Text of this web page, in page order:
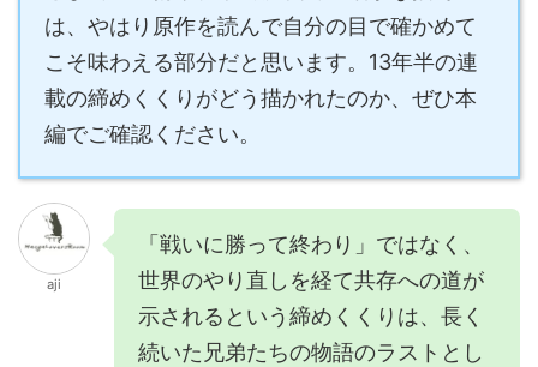
は、やはり原作を読んで自分の目で確かめて
こそ味わえる部分だと思います。13年半の連
載の締めくくりがどう描かれたのか、ぜひ本
編でご確認ください。
aji
「戦いに勝って終わり」ではなく、
世界のやり直しを経て共存への道が
示されるという締めくくりは、長く
続いた兄弟たちの物語のラストとし